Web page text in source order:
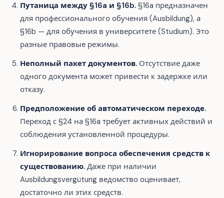
Путаница между §16a и §16b. §16a предназначен
для профессионального обучения (Ausbildung), а
§16b — для обучения в университете (Studium). Это
разные правовые режимы.
Неполный пакет документов. Отсутствие даже
одного документа может привести к задержке или
отказу.
Предположение об автоматическом переходе.
Переход с §24 на §16a требует активных действий и
соблюдения установленной процедуры.
Игнорирование вопроса обеспечения средств к
существованию. Даже при наличии
Ausbildungsvergütung ведомство оценивает,
достаточно ли этих средств.